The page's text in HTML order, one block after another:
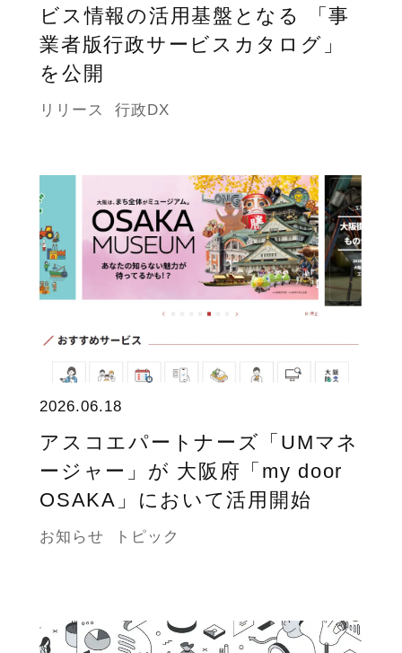
ビス情報の活用基盤となる 「事
業者版行政サービスカタログ」
を公開
リリース 行政DX
2026.06.18
アスコエパートナーズ「UMマネ
ージャー」が 大阪府「my door
OSAKA」において活用開始
お知らせ トピック